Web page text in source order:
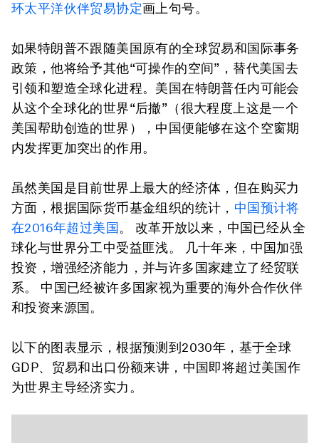
环太平洋伙伴贸易协定画上句号。
如果特朗普不跟随美国原有的全球贸易和国际事务
政策，他将给予其他“可操作的空间”，替代美国去
引领和塑造全球化进程。美国在特朗普任内可能会
从这个全球化的世界“后撤”（很大程度上这是一个
美国帮助创造的世界），中国便能够在这个空窗期
内发挥更加突出的作用。
虽然美国是目前世界上最大的经济体，但在购买力
方面，根据国际货币基金组织的统计， 中国预计将
在2016年超过美国 。 改革开放以来，中国已经从全
球化与世界分工中受益匪浅。 几十年来，中国加强
投资，增强经济能力，并与许多国家建立了经贸联
系。 中国已经被许多国家视为重要的海外合作伙伴
和投资来源国。
以下的图表显示，根据预测到2030年，基于全球
GDP、贸易和出口份额来讲，中国即将超过美国作
为世界主导经济实力。